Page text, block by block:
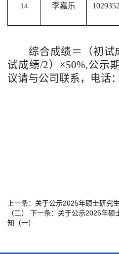
14 李嘉乐
综合成绩＝（初试
试成绩/2） ×50%,公示
议请与公司联系，电话
上一条： 关于公示2025年硕士研究
（二）
下一条： 关于公示2025年硕
知（一）